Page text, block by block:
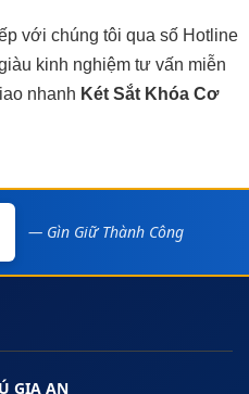
với chúng tôi qua số Hotline
kinh nghiệm tư vấn miễn
nhanh Két Sắt Khóa Cơ
— Gìn Giữ Thành Công
GIA AN